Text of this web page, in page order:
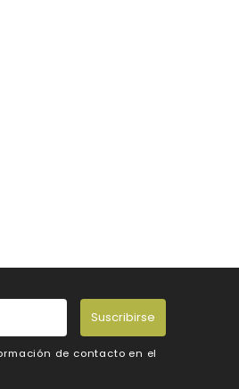
Suscribirse
de contacto en el